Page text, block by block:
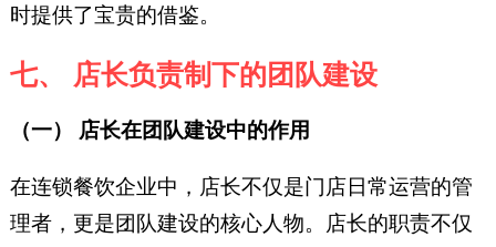
时提供了宝贵的借鉴。
七、 店长负责制下的团队建设
（一） 店长在团队建设中的作用
在连锁餐饮企业中，店长不仅是门店日常运营的管
理者，更是团队建设的核心人物。店长的职责不仅